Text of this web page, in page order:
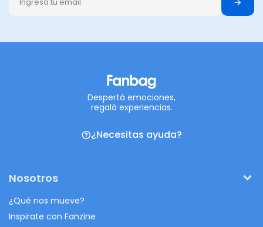
Despertá emociones,
regalá experiencias.
¿Necesitas ayuda?
Nosotros
¿Qué nos mueve?
Inspirate con Fanzine